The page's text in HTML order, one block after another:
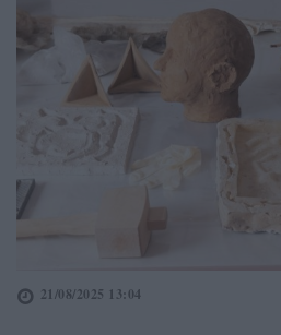
21/08/2025 13:04